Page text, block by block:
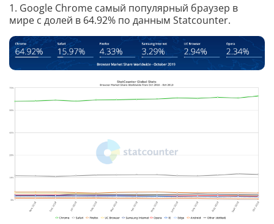
1. Google Chrome самый популярный браузер в
мире с долей в 64.92% по данным Statcounter.